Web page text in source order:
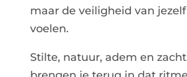
maar de veiligheid van
voelen.
Stilte, natuur, adem en